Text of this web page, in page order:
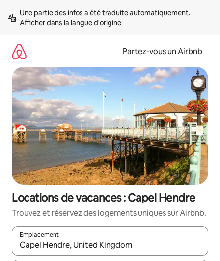
directement
Afficher dans la langue d'origine
Partez-vous un Airbnb
Locations de vacances : Capel Hendre
Trouvez et réservez des logements uniques sur Airbnb.
Emplacement
Quand les résultats sont affichés, parcourez-les en utilisant